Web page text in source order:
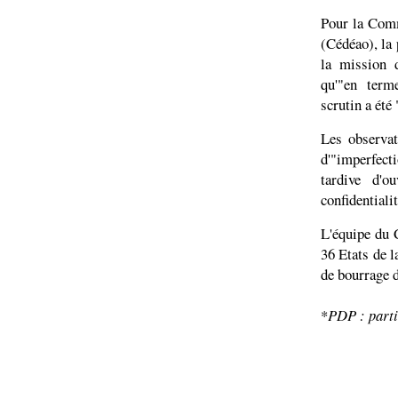
Pour la
(Cédéao),
la mission
qu'"en
scrutin a été
Les
tardive
L'équipe du
36 Etats de
de bourrage
*PDP :